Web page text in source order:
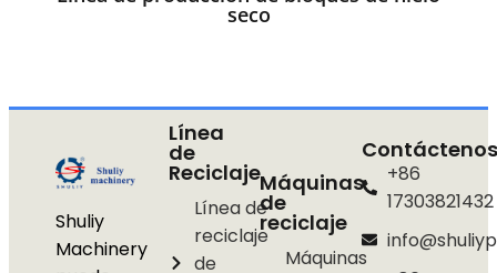
seco
Shuliy
Machinery
Línea
de
Reciclaje
Línea de
reciclaje
de
Máquinas
de
reciclaje
Máquinas
Contáctenos
+86
17303821432